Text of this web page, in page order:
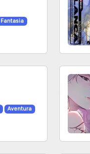
Fantasia
Aventura